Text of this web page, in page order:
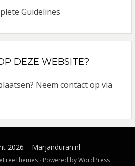
Guidelines
DEZE WEBSITE?
Neem contact op via
2026 – Marjanduran.nl
⋅ Powered byWordPress